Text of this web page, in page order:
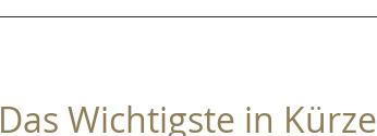
Das Wichtigste in Kürze